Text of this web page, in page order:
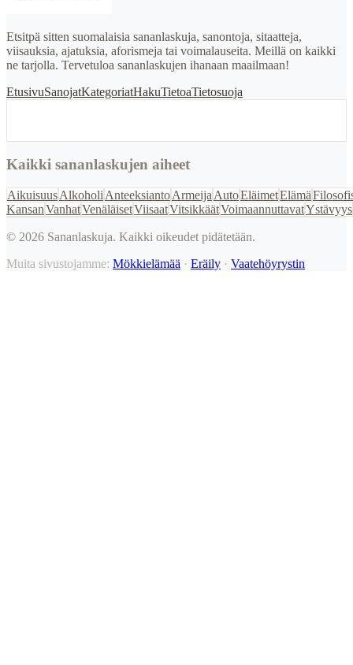
Etsitpä sitten suomalaisia sananlaskuja, sanontoja, sitaatteja,
viisauksia, ajatuksia, aforismeja tai voimalauseita. Meillä on kaikki
ne tarjolla. Tervetuloa sananlaskujen ihanaan maailmaan!
EtusivuSanojatKategoriatHakuTietoaTietosuoja
Kaikki sananlaskujen aiheet
AikuisuusAlkoholi AnteeksiantoArmeija AutoEläimetElämä
KansanVanhatVenäläisetViisaatVitsikkäätVoimaannuttavatYstävyys
© 2026 Sananlaskuja. Kaikki oikeudet pidätetään.
Muita sivustojamme: Mökkielämää · Eräily · Vaatehöyrystin